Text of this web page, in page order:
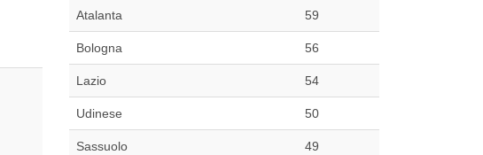
Atalanta 59
Bologna 56
Lazio 54
Udinese 50
Sassuolo 49